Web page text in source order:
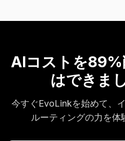
AIコストを89%
はできま
今すぐEvoLinkを始めて、
ルーティングの力を体